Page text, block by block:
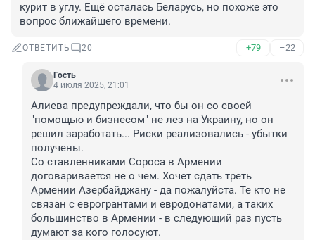
курит в углу. Ещё осталась Беларусь, но похоже это
вопрос ближайшего времени.
ОТВЕТИТЬ 20 +79 –22
Гость
4 июля 2025, 21:01
Алиева предупреждали, что бы он со своей
"помощью и бизнесом" не лез на Украину, но он
решил заработать... Риски реализовались - убытки
получены.
Со ставленниками Сороса в Армении
договаривается не о чем. Хочет сдать треть
Армении Азербайджану - да пожалуйста. Те кто не
связан с еврогрантами и евродонатами, а таких
большинство в Армении - в следующий раз пусть
думают за кого голосуют.